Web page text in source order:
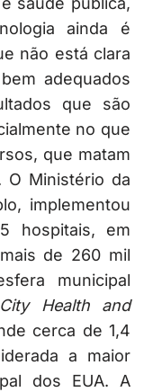
ainda é
não está clara
adequados
que são
no que
que matam
O Ministério da
implementou
hospitais, em
de 260 mil
municipal
Health and
cerca de 1,4
a maior
dos EUA. A